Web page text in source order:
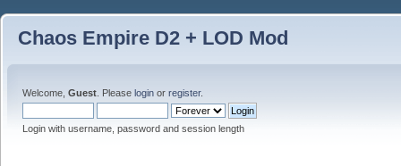
Chaos Empire D2 + LOD Mod
Welcome, Guest . Please login or register.
Login with username, password and session length